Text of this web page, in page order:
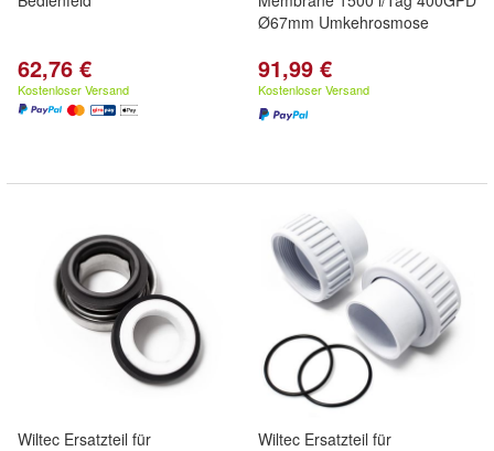
62,76 €
Kostenloser Versand
Ø67mm Umkehrosmose
91,99 €
Kostenloser Versand
Wiltec Ersatzteil für
Wiltec Ersatzteil für